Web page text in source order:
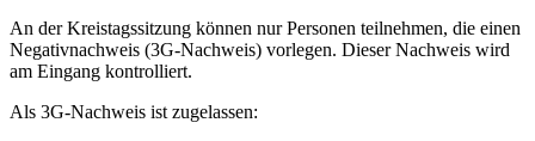
An der Kreistagssitzung können nur Personen teilnehmen, die einen
Negativnachweis (3G-Nachweis) vorlegen. Dieser Nachweis wird
am Eingang kontrolliert.
Als 3G-Nachweis ist zugelassen: